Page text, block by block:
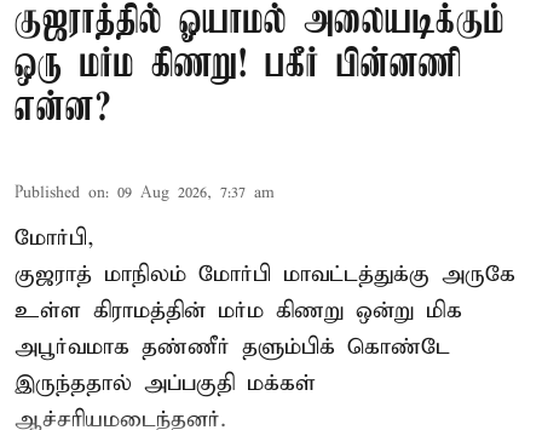
குஜராத்தில் ஓயாமல் அலையடிக்கும்
ஒரு மர்ம கிணறு! பகீர் பின்னணி
என்ன?
Published on: 09 Aug 2026, 7:37 am
மோர்பி,
குஜராத் மாநிலம் மோர்பி மாவட்டத்துக்கு அருகே
உள்ள கிராமத்தின் மர்ம கிணறு ஒன்று மிக
அபூர்வமாக தண்ணீர் தளும்பிக் கொண்டே
இருந்ததால் அப்பகுதி மக்கள்
ஆச்சரியமடைந்தனர்.